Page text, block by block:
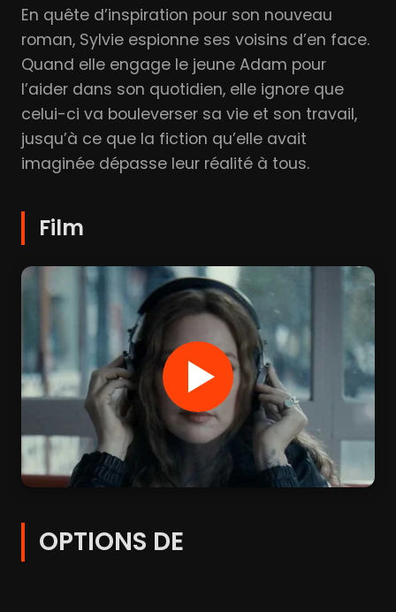
En quête d’inspiration pour son nouveau
roman, Sylvie espionne ses voisins d’en face.
Quand elle engage le jeune Adam pour
l’aider dans son quotidien, elle ignore que
celui-ci va bouleverser sa vie et son travail,
jusqu’à ce que la fiction qu’elle avait
imaginée dépasse leur réalité à tous.
Film
OPTIONS DE